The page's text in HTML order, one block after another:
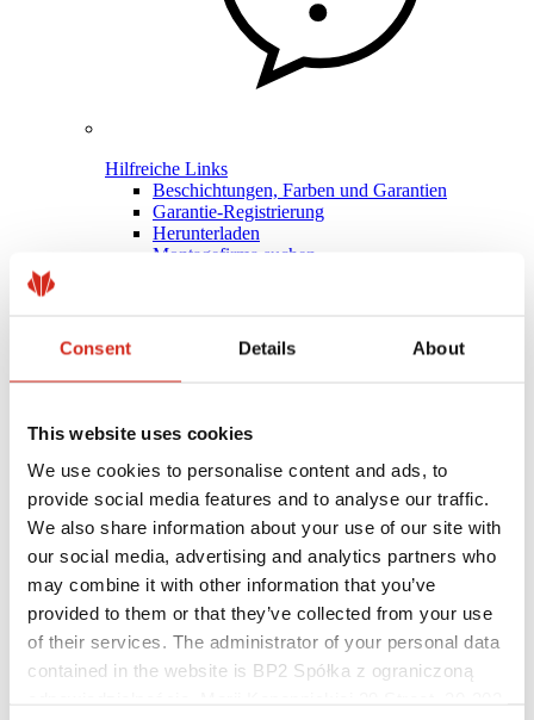
Consent Details About
This website uses cookies
We use cookies to personalise content and ads, to
provide social media features and to analyse our traffic.
We also share information about your use of our site with
our social media, advertising and analytics partners who
may combine it with other information that you’ve
provided to them or that they’ve collected from your use
of their services. The administrator of your personal data
contained in the website is BP2 Spółka z ograniczoną
Hilfreiche Links
Beschichtungen, Farben und Garantien
Garantie-Registrierung
Herunterladen
Montagefirma suchen